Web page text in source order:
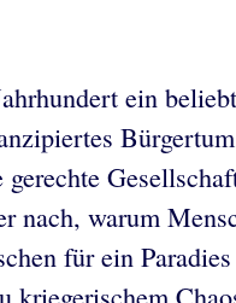
ein
nach, warum
für ein